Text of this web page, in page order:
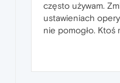
często używam.
ustawieniach
nie pomogło. Ktoś